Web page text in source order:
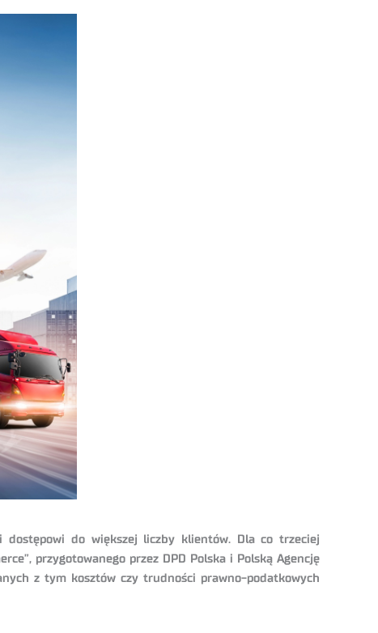
do większej liczby klientów. Dla co trzeciej
przygotowanego przez DPD Polska i Polską Agencję
z tym kosztów czy trudności prawno-podatkowych